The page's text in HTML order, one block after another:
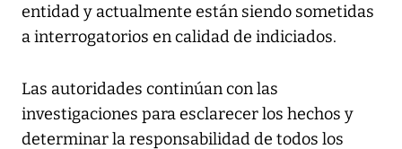
entidad y actualmente están siendo sometidas
a interrogatorios en calidad de indiciados.
Las autoridades continúan con las
investigaciones para esclarecer los hechos y
determinar la responsabilidad de todos los